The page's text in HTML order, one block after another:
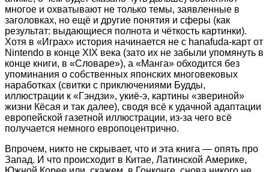
многое и охватывают не только темы, заявленные в
заголовках, но ещё и другие понятия и сферы (как
результат: выдающиеся полнота и чёткость картинки).
Хотя в «Играх» история начинается не с hanafuda-карт от
Nintendo в конце XIX века (зато их не забыли упомянуть в
конце книги, в «Словаре»), а «Манга» обходится без
упоминания о собственных японских многовековых
наработках (свитки с приключениями Будды,
иллюстрации к «Гэндзи», укиё-э, картины «звериной»
жизни Кёсая и так далее), сводя всё к удачной адаптации
европейской газетной иллюстрации, из-за чего всё
получается немного европоцентрично.
Впрочем, никто не скрывает, что и эта книга — опять про
Запад. И что происходит в Китае, Латинской Америке,